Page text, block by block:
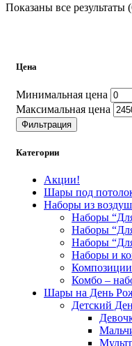
Показаны все результаты
Цена
Минимальная цена
Максимальная цена
Фильтрация
Категории
Акции!
Шары под
Наборы из
Наборы
Наборы
Наборы
Наборы и
Комбо –
Шары на День
Детский